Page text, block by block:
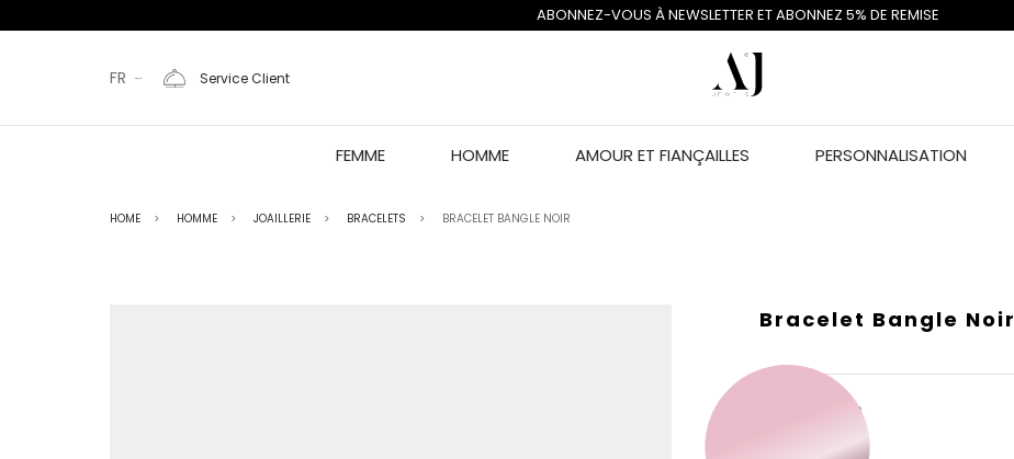
ABONNEZ-VOUS À NEWSLETTER ET ABONNEZ 5% DE REMISE
FR Service Client
FEMME HOMME AMOUR ET FIANÇAILLES PERSONNALISATION
HOME HOMME JOAILLERIE BRACELETS BRACELET BANGLE NOIR
Bracelet Bangle Noir
COULEUR DE L'OR